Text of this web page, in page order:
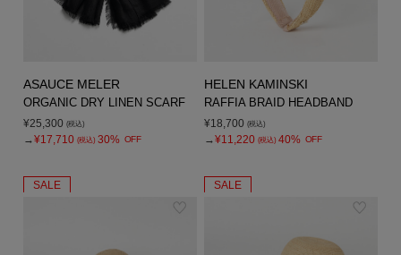
ASAUCE MELER
ORGANIC DRY LINEN SCARF
¥25,300 (税込)
→¥17,710 (税込) 30% OFF
HELEN KAMINSKI
RAFFIA BRAID HEADBAND
¥18,700 (税込)
→¥11,220 (税込) 40% OFF
SALE SALE